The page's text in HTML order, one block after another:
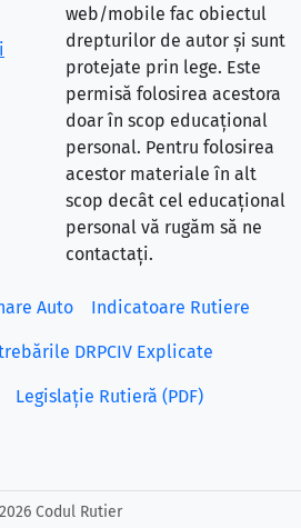
web/mobile fac obiectul
drepturilor de autor și sunt
protejate prin lege. Este
permisă folosirea acestora
doar în scop educațional
personal. Pentru folosirea
acestor materiale în alt
scop decât cel educațional
personal vă rugăm să ne
contactați.
Auto Indicatoare Rutiere
DRPCIV Explicate
Legislație Rutieră (PDF)
2026 Codul Rutier